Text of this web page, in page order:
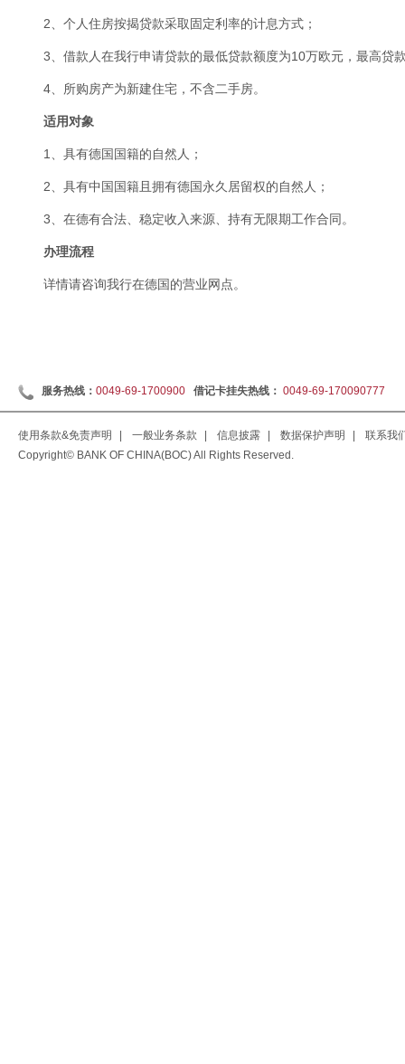
2、个人住房按揭贷款采取固定利率的计息方式；
3、借款人在我行申请贷款的最低贷款额度为10万欧元，最高贷
4、所购房产为新建住宅，不含二手房。
适用对象
1、具有德国国籍的自然人；
2、具有中国国籍且拥有德国永久居留权的自然人；
3、在德有合法、稳定收入来源、持有无限期工作合同。
办理流程
详情请咨询我行在德国的营业网点。
服务热线： 0049-69-1700900 借记卡挂失热线： 0049-69-170090777
使用条款&免责声明 一般业务条款 信息披露 数据保护声明
联系我
Copyright© BANK OF CHINA(BOC) All Rights Reserved.